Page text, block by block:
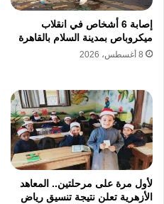
إصابة 6 أشخاص في انقلاب
ميكروباص بمدينة السلام بالقاهرة
8 أغسطس، 2026
لأول مرة على مرحلتين.. المعاهد
الأزهرية تعلن نتيجة تنسيق رياض